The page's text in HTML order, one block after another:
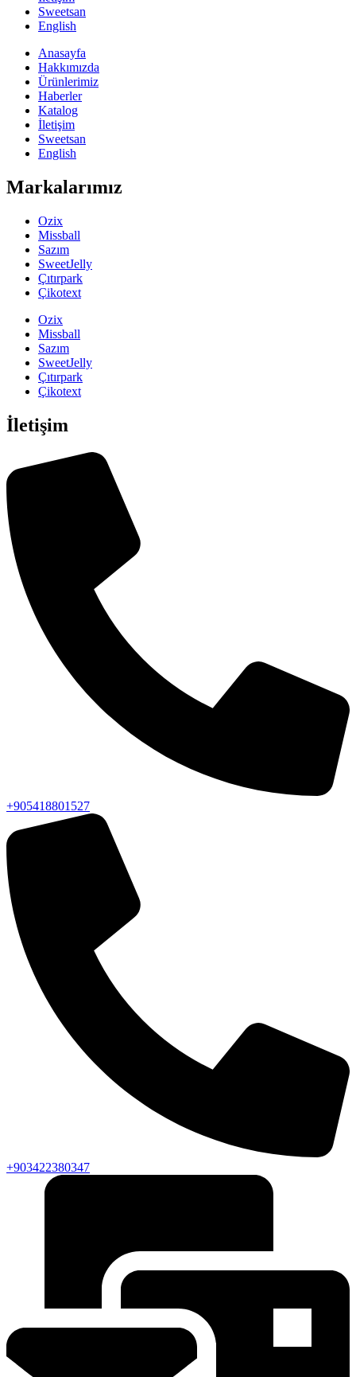
Sweetsan
English
Anasayfa
Hakkımızda
Ürünlerimiz
Haberler
Katalog
İletişim
Sweetsan
English
Markalarımız
Ozix
Missball
Sazım
SweetJelly
Çıtırpark
Çikotext
Ozix
Missball
Sazım
SweetJelly
Çıtırpark
Çikotext
İletişim
+905418801527
+903422380347